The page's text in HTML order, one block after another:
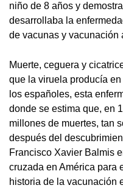
niño de 8 años y
desarrollaba la
de vacunas y vacunación
Muerte, ceguera y
que la viruela producía
los españoles, esta
donde se estima que, en
millones de muertes, tan
después del
Francisco Xavier Balmis
cruzada en América para
historia de la vacunación